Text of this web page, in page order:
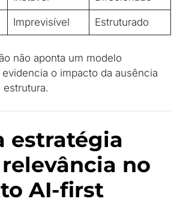
Imprevisível Estruturado
não aponta um modelo
o impacto da ausência
estratégia
no
AI-first